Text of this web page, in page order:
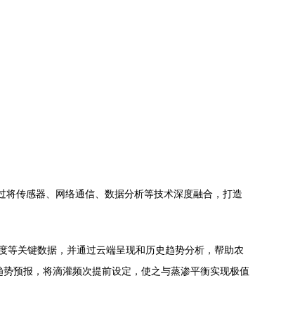
传感器、网络通信、数据分析等技术深度融合，打造
等关键数据，并通过云端呈现和历史趋势分析，帮助农
预报，将滴灌频次提前设定，使之与蒸渗平衡实现极值